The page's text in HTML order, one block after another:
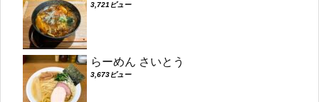
3,721ビュー
らーめん さいとう
3,673ビュー